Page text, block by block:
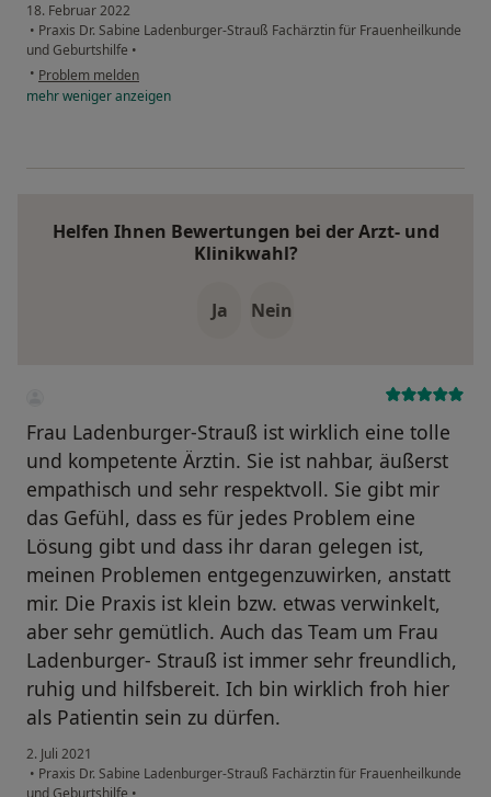
18. Februar 2022
• Praxis Dr. Sabine Ladenburger-Strauß Fachärztin für Frauenheilkunde
und Geburtshilfe •
• Problem melden
mehrwenigeranzeigen
Helfen Ihnen Bewertungen bei der Arzt- und
Klinikwahl?
Ja Nein
Frau Ladenburger-Strauß ist wirklich eine tolle
und kompetente Ärztin. Sie ist nahbar, äußerst
empathisch und sehr respektvoll. Sie gibt mir
das Gefühl, dass es für jedes Problem eine
Lösung gibt und dass ihr daran gelegen ist,
meinen Problemen entgegenzuwirken, anstatt
mir. Die Praxis ist klein bzw. etwas verwinkelt,
aber sehr gemütlich. Auch das Team um Frau
Ladenburger- Strauß ist immer sehr freundlich,
ruhig und hilfsbereit. Ich bin wirklich froh hier
als Patientin sein zu dürfen.
2. Juli 2021
• Praxis Dr. Sabine Ladenburger-Strauß Fachärztin für Frauenheilkunde